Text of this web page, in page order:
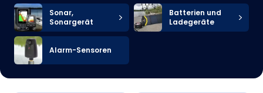
Sonar,
Sonargerät
Batterien und
Ladegeräte
Alarm-Sensoren